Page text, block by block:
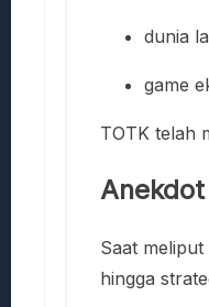
dunia
game
TOTK telah
Saat
hingga